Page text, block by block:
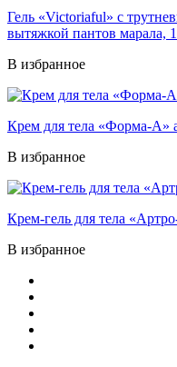
Гель «Victoriaful» с
вытяжкой пантов марала,
В избранное
Крем для тела «Форма-А»
В избранное
Крем-гель для тела
В избранное